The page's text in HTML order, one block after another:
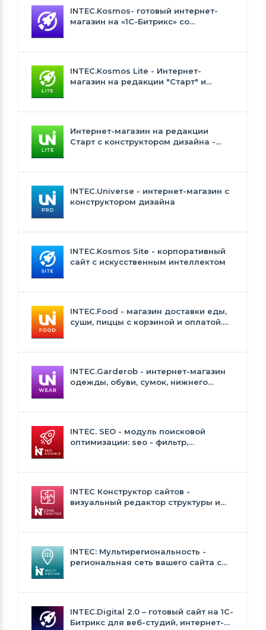
INTEC.Kosmos- готовый интернет-
магазин на «1С-Битрикс» со
INTEC.Kosmos Lite - Интернет-
магазин на редакции "Старт" и
Интернет-магазин на редакции
Старт с конструктором дизайна -
INTEC.Universe - интернет-магазин с
конструктором дизайна
INTEC.Kosmos Site - корпоративный
сайт с искусственным интеллектом
INTEC.Food - магазин доставки еды,
суши, пиццы с корзиной и оплатой.
INTEC.Garderob - интернет-магазин
одежды, обуви, сумок, нижнего
INTEC. SEO - модуль поисковой
оптимизации: seo - фильтр,
INTEC Конструктор сайтов -
визуальный редактор структуры и
INTEC: Мультирегиональность -
региональная сеть вашего сайта с
INTEC.Digital 2.0 – готовый сайт на 1C-
Битрикс для веб-студий, интернет-